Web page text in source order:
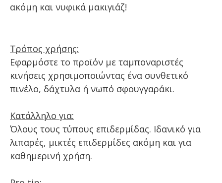
ακόμη και νυφικά μακιγιάζ!
Τρόπος χρήσης:
Εφαρμόστε το προϊόν με ταμποναριστές
κινήσεις χρησιμοποιώντας ένα συνθετικό
πινέλο, δάχτυλα ή νωπό σφουγγαράκι.
Κατάλληλο για:
Όλους τους τύπους επιδερμίδας. Ιδανικό για
λιπαρές, μικτές επιδερμίδες ακόμη και για
καθημερινή χρήση.